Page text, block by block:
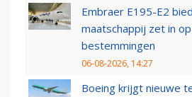
Embraer E195-E2
maatschappij zet in
bestemmingen
06-08-2026, 14:27
Boeing krijgt nieuwe